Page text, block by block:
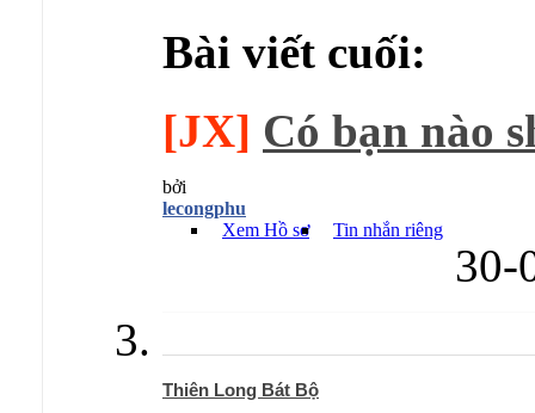
Bài viết cuối:
[JX] Có bạn nào
bởi
lecongphu
Xem Hồ sơ
Tin nhắn riêng
30-
Thiên Long Bát Bộ